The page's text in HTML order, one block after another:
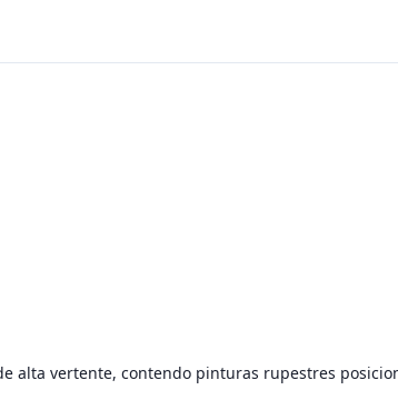
alta vertente, contendo pinturas rupestres